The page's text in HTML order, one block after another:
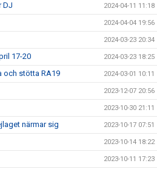
DJ 2024-04-11 11:18
2024-04-04 19:56
2024-03-23 20:34
17-20 2024-03-23 18:25
och stötta RA19 2024-03-01 10:11
2023-12-07 20:56
2023-10-30 21:11
närmar sig 2023-10-17 07:51
2023-10-14 18:22
2023-10-11 17:23